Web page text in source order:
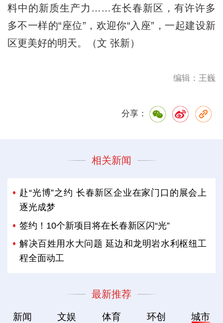
料中的新质生产力……在长春新区，有许许多
多不一样的“座位”，欢迎你“入座”，一起建设新
区更美好的明天。（文 张新）
编辑：王巍
分享：
相关新闻
赴“光博”之约 长春新区企业在家门口的展会上
逐光成梦
签约！10个新项目将在长春新区闪“光”
解决百姓用水大问题 延边和龙明岩水利枢纽工
程全面动工
最新推荐
新闻 文娱 体育 环创 城市